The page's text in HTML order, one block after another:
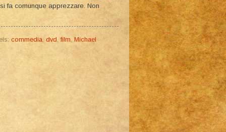
fa comunque apprezzare. Non
commedia dvd ,film , Michael